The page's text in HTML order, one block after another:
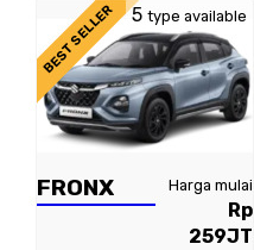
FRONX Harga mulai
Rp
259JT
BEST SELLER 5 type available